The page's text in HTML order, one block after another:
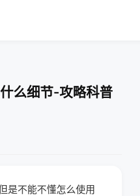
么细节-攻略科普
是不能不懂怎么使用